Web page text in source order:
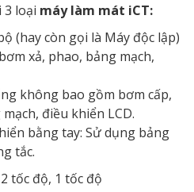
3 loại máy làm mát iCT:
(hay còn gọi là Máy độc lập)
xả, phao, bảng mạch,
không bao gồm bơm cấp,
điều khiển LCD.
bằng tay: Sử dụng bảng
tắc.
tốc độ, 1 tốc độ